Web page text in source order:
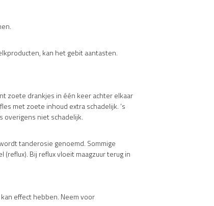
kan het gebit aantasten.
zoete drankjes in één keer achter elkaar
met zoete inhoud extra schadelijk. ’s
overigens niet schadelijk.
tanderosie genoemd. Sommige
Bij reflux vloeit maagzuur terug in
effect hebben. Neem voor